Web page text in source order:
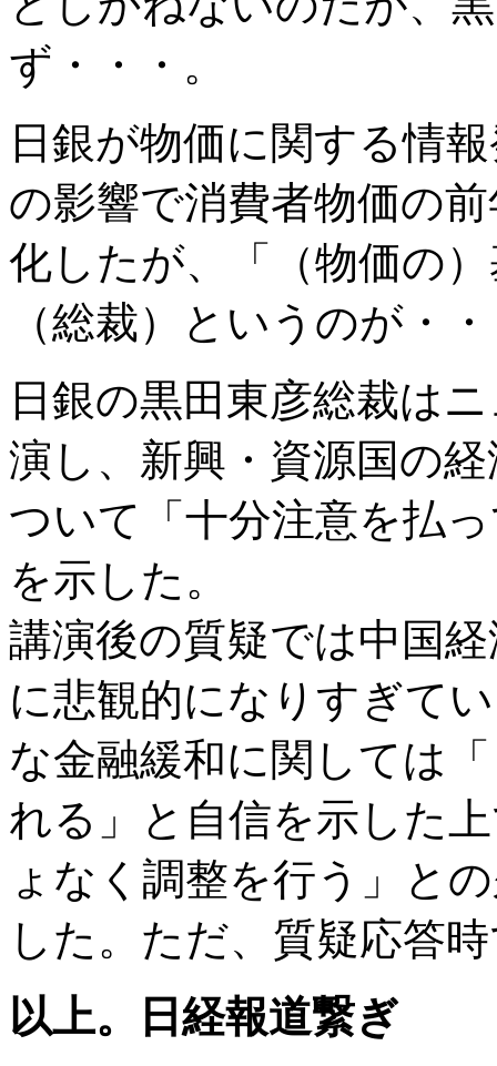
ず・・・。
日銀が物価に関する情
の影響で消費者物価の
化したが、「（物価の
（総裁）というのが・
日銀の黒田東彦総裁は
演し、新興・資源国の
ついて「十分注意を払
を示した。
講演後の質疑では中国
に悲観的になりすぎて
な金融緩和に関しては
れる」と自信を示した
ょなく調整を行う」と
した。ただ、質疑応答
以上。日経報道繋ぎ